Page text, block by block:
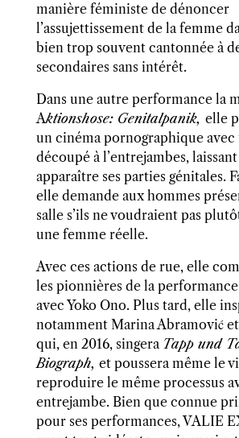
manière féministe de dénoncer
l’assujettissement de la femme
bien trop souvent cantonnée à
secondaires sans intérêt.
Dans une autre performance la
Aktionshose: Genitalpanik, elle
un cinéma pornographique
découpé à l’entrejambes,
apparaître ses parties génitales.
elle demande aux hommes
salle s’ils ne voudraient pas
une femme réelle.
Avec ces actions de rue, elle
les pionnières de la
avec Yoko Ono. Plus tard, elle
notamment MarinaAbramović
qui, en 2016, singera Tapp und
Biograph, et poussera même le
reproduire le même processus
entrejambe. Bien que connue
pour ses performances, VALIE